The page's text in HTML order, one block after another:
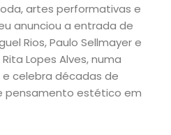
artes performativas e
anunciou a entrada de
Rios, Paulo Sellmayer e
Lopes Alves, numa
celebra décadas de
pensamento estético em